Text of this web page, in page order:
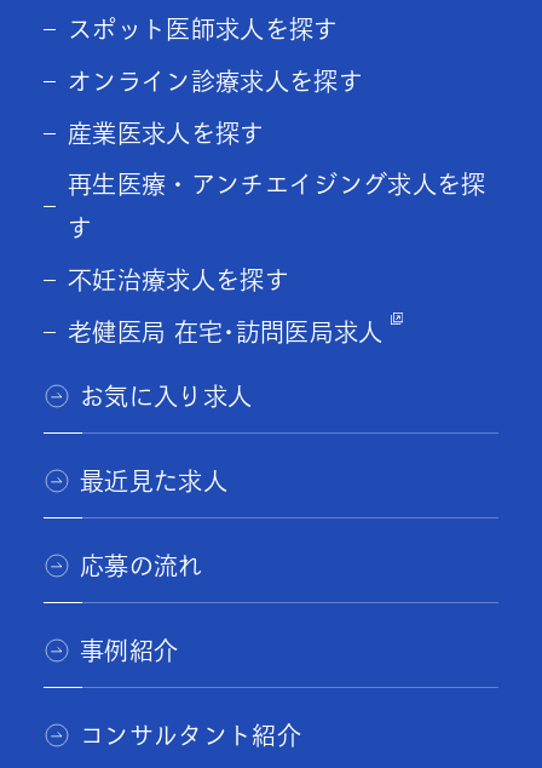
スポット医師求人を探す
オンライン診療求人を探す
産業医求人を探す
再生医療・アンチエイジング求人を探
す
不妊治療求人を探す
老健医局 在宅･訪問医局求人
お気に入り求人
最近見た求人
応募の流れ
事例紹介
コンサルタント紹介